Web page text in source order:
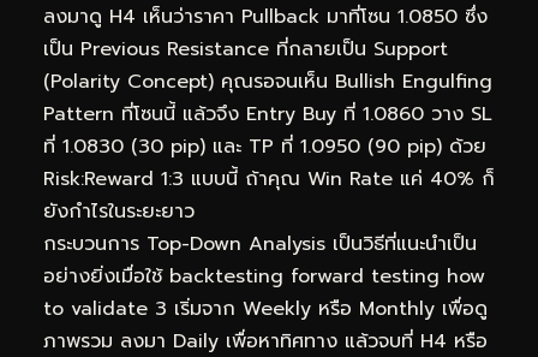
ลงมาดู H4 เห็นว่าราคา Pullback มาที่โซน 1.0850 ซึ่ง
เป็น Previous Resistance ที่กลายเป็น Support
(Polarity Concept) คุณรอจนเห็น Bullish Engulfing
Pattern ที่โซนนี้ แล้วจึง Entry Buy ที่ 1.0860 วาง SL
ที่ 1.0830 (30 pip) และ TP ที่ 1.0950 (90 pip) ด้วย
Risk:Reward 1:3 แบบนี้ ถ้าคุณ Win Rate แค่ 40% ก็
ยังกำไรในระยะยาว
กระบวนการ Top-Down Analysis เป็นวิธีที่แนะนำเป็น
อย่างยิ่งเมื่อใช้ backtesting forward testing how
to validate 3 เริ่มจาก Weekly หรือ Monthly เพื่อดู
ภาพรวม ลงมา Daily เพื่อหาทิศทาง แล้วจบที่ H4 หรือ